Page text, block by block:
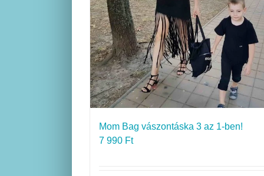
Mom Bag vászontáska 3 az 1-ben!
7 990 Ft